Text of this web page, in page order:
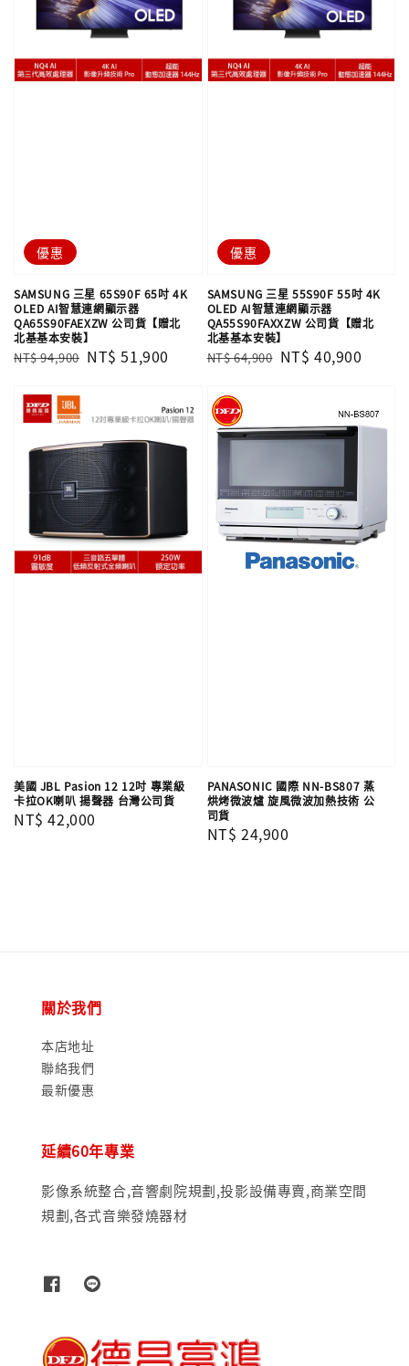
優惠
SAMSUNG 三星 65S90F 65吋 4K
OLED AI智慧連網顯示器
QA65S90FAEXZW 公司貨【贈北
北基基本安裝】
Regular
NT$ 94,900 Sale
NT$ 51,900
優惠
SAMSUNG 三星 55S90F 55吋 4K
OLED AI智慧連網顯示器
QA55S90FAXXZW 公司貨【贈北
北基基本安裝】
Regular
NT$ 64,900 Sale
NT$ 40,900
美國 JBL Pasion 12 12吋 專業級
卡拉OK喇叭 揚聲器 台灣公司貨
Regular
NT$ 42,000
PANASONIC 國際 NN-BS807 蒸
烘烤微波爐 旋風微波加熱技術 公
司貨
Regular
NT$ 24,900
關於我們
本店地址
聯絡我們
最新優惠
延續60年專業
影像系統整合,音響劇院規劃,投影設備專賣,商業空間
規劃,各式音樂發燒器材